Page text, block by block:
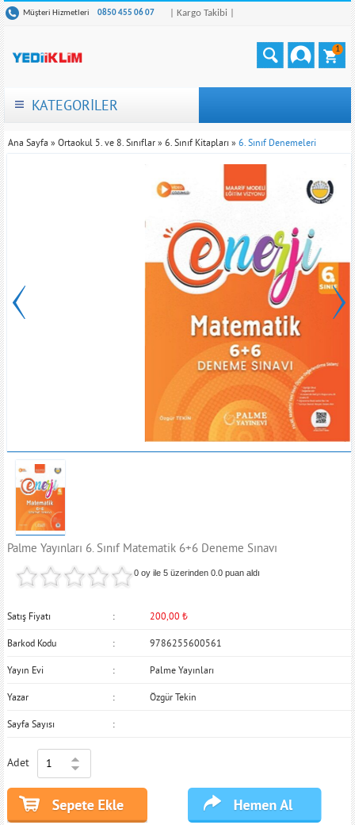
Müşteri Hizmetleri 0850 455 06 07 | Kargo Takibi |
1
KATEGORİLER
Ana Sayfa » Ortaokul 5. ve 8. Sınıflar » 6. Sınıf Kitapları » 6. Sınıf Denemeleri
Palme Yayınları 6. Sınıf Matematik 6+6 Deneme Sınavı
0 oy ile 5 üzerinden0.0 puan aldı
Satış Fiyatı 200,00 ₺
Barkod Kodu 9786255600561
Yayın Evi Palme Yayınları
Yazar Özgür Tekin
Sayfa Sayısı
Adet